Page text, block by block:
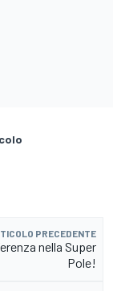
PRECEDENTE
nella Super
Pole!